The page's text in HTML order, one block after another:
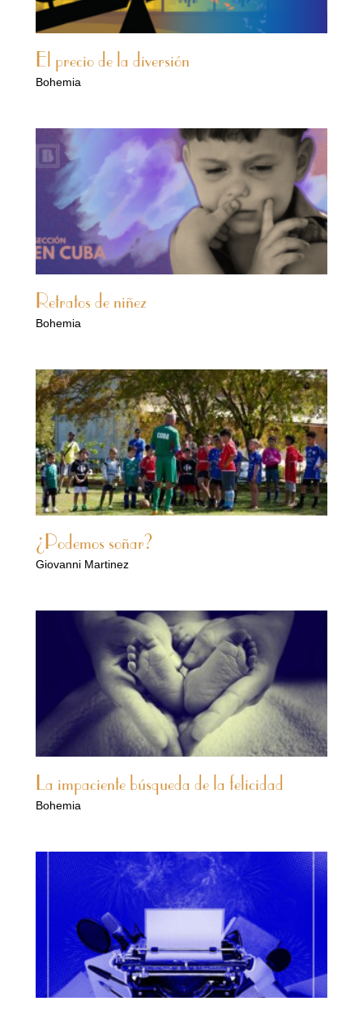
El precio de la diversión
Bohemia
Retratos de niñez
Bohemia
¿Podemos soñar?
Giovanni Martinez
La impaciente búsqueda de la felicidad
Bohemia